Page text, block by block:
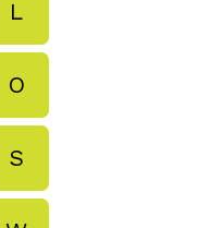
L
O
S